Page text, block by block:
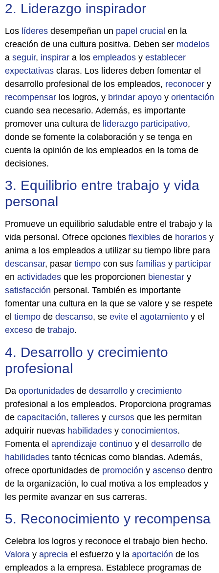
2. Liderazgo inspirador
Los líderes desempeñan un papel crucial en la
creación de una cultura positiva. Deben ser modelos
a seguir, inspirar a los empleados y establecer
expectativas claras. Los líderes deben fomentar el
desarrollo profesional de los empleados, reconocer y
recompensar los logros, y brindar apoyo y orientación
cuando sea necesario. Además, es importante
promover una cultura de liderazgo participativo,
donde se fomente la colaboración y se tenga en
cuenta la opinión de los empleados en la toma de
decisiones.
3. Equilibrio entre trabajo y vida
personal
Promueve un equilibrio saludable entre el trabajo y la
vida personal. Ofrece opciones flexibles de horarios y
anima a los empleados a utilizar su tiempo libre para
descansar, pasar tiempo con sus familias y participar
en actividades que les proporcionen bienestar y
satisfacción personal. También es importante
fomentar una cultura en la que se valore y se respete
el tiempo de descanso, se evite el agotamiento y el
exceso de trabajo.
4. Desarrollo y crecimiento
profesional
Da oportunidades de desarrollo y crecimiento
profesional a los empleados. Proporciona programas
de capacitación, talleres y cursos que les permitan
adquirir nuevas habilidades y conocimientos.
Fomenta el aprendizaje continuo y el desarrollo de
habilidades tanto técnicas como blandas. Además,
ofrece oportunidades de promoción y ascenso dentro
de la organización, lo cual motiva a los empleados y
les permite avanzar en sus carreras.
5. Reconocimiento y recompensa
Celebra los logros y reconoce el trabajo bien hecho.
Valora y aprecia el esfuerzo y la aportación de los
empleados a la empresa. Establece programas de